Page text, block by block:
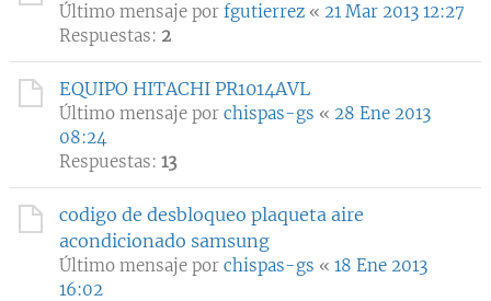
Último mensaje por fgutierrez « 21 Mar 2013 12:27
Respuestas: 2
EQUIPO HITACHI PR1014AVL
Último mensaje por chispas-gs « 28 Ene 2013
08:24
Respuestas: 13
codigo de desbloqueo plaqueta aire
acondicionado samsung
Último mensaje por chispas-gs « 18 Ene 2013
16:02